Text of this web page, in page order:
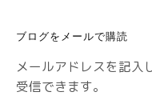
ー
ブログをメールで購読
メールアドレスを記入
受信できます。